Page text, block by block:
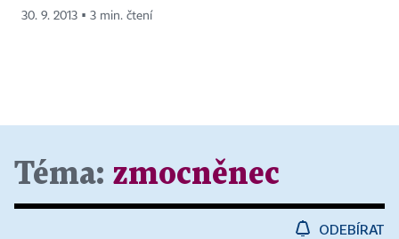
30. 9. 2013 ▪ 3 min. čtení
Téma: zmocněnec
ODEBÍRAT